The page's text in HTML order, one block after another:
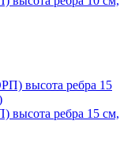
высота ребра 15 см,